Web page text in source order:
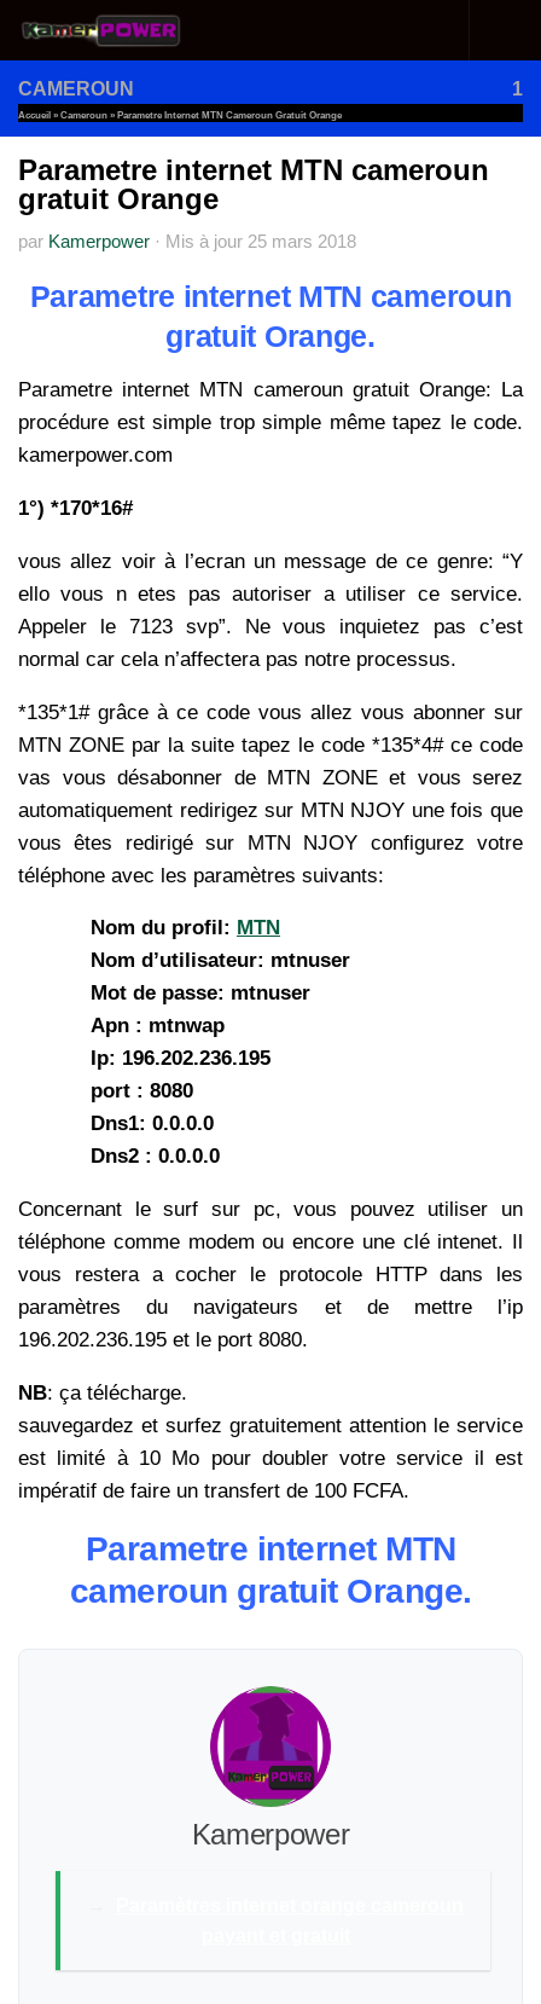
Au dessous du contenu
CAMEROUN 1
Accueil » Cameroun » Parametre Internet MTN Cameroun Gratuit Orange
Parametre internet MTN cameroun
gratuit Orange
par Kamerpower · Mis à jour 25 mars 2018
Parametre internet MTN cameroun
gratuit Orange.
Parametre internet MTN cameroun gratuit Orange: La
procédure est simple trop simple même tapez le code.
kamerpower.com
1°) *170*16#
vous allez voir à l’ecran un message de ce genre: “Y
ello vous n etes pas autoriser a utiliser ce service.
Appeler le 7123 svp”. Ne vous inquietez pas c’est
normal car cela n’affectera pas notre processus.
*135*1# grâce à ce code vous allez vous abonner sur
MTN ZONE par la suite tapez le code *135*4# ce code
vas vous désabonner de MTN ZONE et vous serez
automatiquement redirigez sur MTN NJOY une fois que
vous êtes redirigé sur MTN NJOY configurez votre
téléphone avec les paramètres suivants:
Nom du profil: MTN
Nom d’utilisateur: mtnuser
Mot de passe: mtnuser
Apn : mtnwap
Ip: 196.202.236.195
port : 8080
Dns1: 0.0.0.0
Dns2 : 0.0.0.0
Concernant le surf sur pc, vous pouvez utiliser un
téléphone comme modem ou encore une clé intenet. Il
vous restera a cocher le protocole HTTP dans les
paramètres du navigateurs et de mettre l’ip
196.202.236.195 et le port 8080.
NB: ça télécharge.
sauvegardez et surfez gratuitement attention le service
est limité à 10 Mo pour doubler votre service il est
impératif de faire un transfert de 100 FCFA.
Parametre internet MTN
cameroun gratuit Orange.
Kamerpower